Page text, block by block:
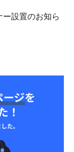
設置のお知ら